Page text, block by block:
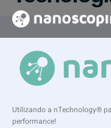
Utilizando a nTechnology®
performance!